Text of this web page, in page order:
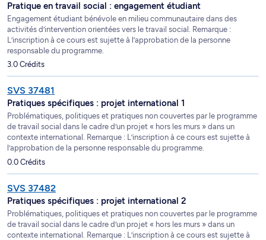
Pratique en travail social : engagement étudiant
Engagement étudiant bénévole en milieu communautaire dans des
activités d’intervention orientées vers le travail social. Remarque :
L’inscription à ce cours est sujette à l’approbation de la personne
responsable du programme.
3.0 Crédits
SVS 37481
Pratiques spécifiques : projet international 1
Problématiques, politiques et pratiques non couvertes par le programme
de travail social dans le cadre d’un projet « hors les murs » dans un
contexte international. Remarque : L’inscription à ce cours est sujette à
l’approbation de la personne responsable du programme.
0.0 Crédits
SVS 37482
Pratiques spécifiques : projet international 2
Problématiques, politiques et pratiques non couvertes par le programme
de travail social dans le cadre d’un projet « hors les murs » dans un
contexte international. Remarque : L’inscription à ce cours est sujette à